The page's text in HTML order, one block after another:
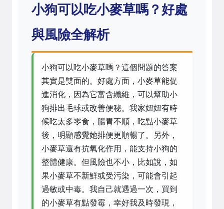
小狗可以吃小麥草嗎？好處
與風險全解析
小狗可以吃小麥草嗎？這個問題的答案
其實是雙面的。好處方面，小麥草能促
進消化，因為它富含纖維，可以幫助小
狗排出毛球或改善便秘。我家妞妞有時
候吃太多零食，腸胃不順，吃點小麥草
後，明顯感覺她排便更順暢了。另外，
小麥草還有抗氧化作用，能支持小狗的
整體健康。但風險也不小，比如說，如
果小麥草不新鮮或受污染，可能會引起
過敏或中毒。我自己就遇過一次，買到
的小麥草有點發霉，幸好我及時發現，